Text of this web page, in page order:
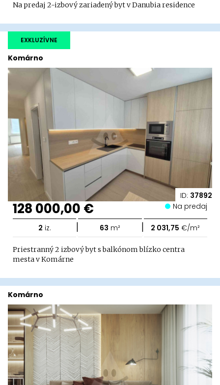
Na predaj 2-izbový zariadený byt v Danubia residence
ID: 37892
Komárno
EXKLUZÍVNE
128 000,00 € Na predaj
2 iz. | 63 m² | 2 031,75 €/m²
Priestranný 2 izbový byt s balkónom blízko centra
mesta v Komárne
Komárno